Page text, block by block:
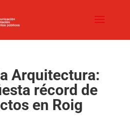
Arquitectura:
récord de
en Roig